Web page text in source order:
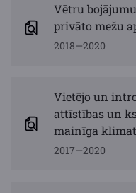
Vētru
privāto mežu
2018—2020
Vietējo un
attīstības un
mainīga
2017—2020